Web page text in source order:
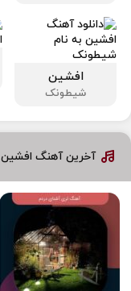
افشین
شیطونک
آخرین آهنگ افشین